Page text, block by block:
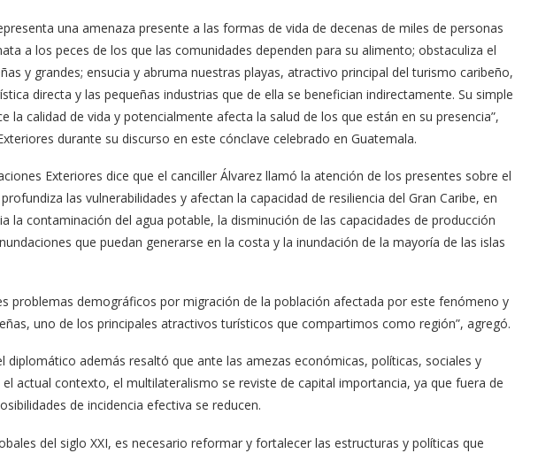
una amenaza presente a las formas de vida de decenas de miles de personas
a los peces de los que las comunidades dependen para su alimento; obstaculiza el
y grandes; ensucia y abruma nuestras playas, atractivo principal del turismo caribeño,
directa y las pequeñas industrias que de ella se benefician indirectamente. Su simple
la calidad de vida y potencialmente afecta la salud de los que están en su presencia”,
durante su discurso en este cónclave celebrado en Guatemala.
Exteriores dice que el canciller Álvarez llamó la atención de los presentes sobre el
las vulnerabilidades y afectan la capacidad de resiliencia del Gran Caribe, en
la contaminación del agua potable, la disminución de las capacidades de producción
que puedan generarse en la costa y la inundación de la mayoría de las islas
problemas demográficos por migración de la población afectada por este fenómeno y
uno de los principales atractivos turísticos que compartimos como región”, agregó.
diplomático además resaltó que ante las amezas económicas, políticas, sociales y
actual contexto, el multilateralismo se reviste de capital importancia, ya que fuera de
de incidencia efectiva se reducen.
del siglo XXI, es necesario reformar y fortalecer las estructuras y políticas que